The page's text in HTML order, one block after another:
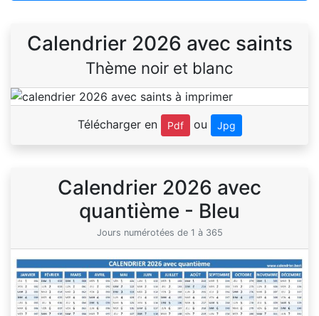
Calendrier 2026 avec saints
Thème noir et blanc
Télécharger en Pdf ou Jpg
Calendrier 2026 avec
quantième - Bleu
Jours numérotées de 1 à 365